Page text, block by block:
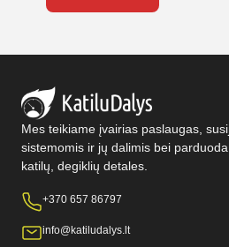
Mes teikiame įvairias paslaugas,
sistemomis ir jų dalimis bei
katilų, degiklių detales.
+370 657 86797
info@katiludalys.lt